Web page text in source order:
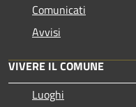
Comunicati
Avvisi
VIVERE IL COMUNE
Luoghi